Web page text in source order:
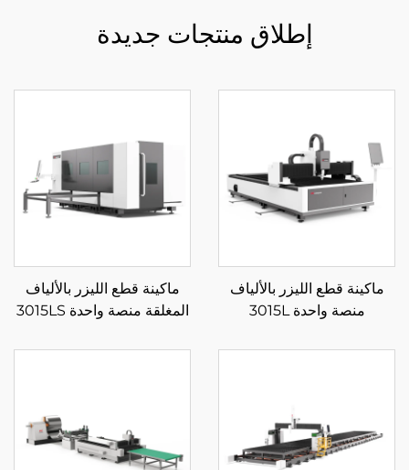
إطلاق منتجات جديدة
ماكينة قطع الليزر بالألياف
منصة واحدة 3015L
ماكينة قطع الليزر بالألياف
المغلقة منصة واحدة 3015LS